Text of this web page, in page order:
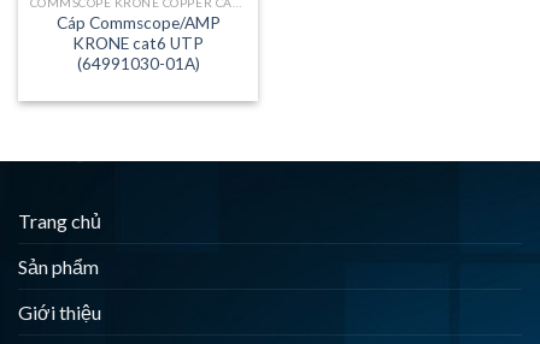
Cáp Commscope/AMP
KRONE cat6 UTP
(64991030-01A)
Trang chủ
Sản phẩm
Giới thiệu